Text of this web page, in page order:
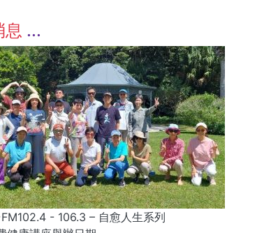
息
- 106.3 – 自愈人生系列